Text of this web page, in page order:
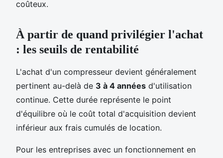
coûteux.
À partir de quand privilégier l'achat
: les seuils de rentabilité
L'achat d'un compresseur devient généralement
pertinent au-delà de 3 à 4 années d'utilisation
continue. Cette durée représente le point
d'équilibre où le coût total d'acquisition devient
inférieur aux frais cumulés de location.
Pour les entreprises avec un fonctionnement en